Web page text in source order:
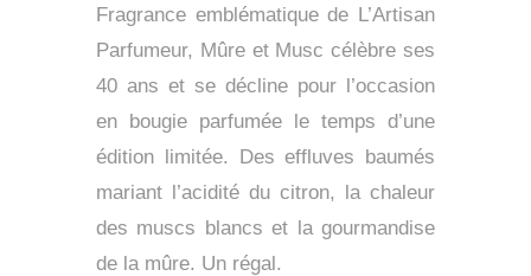
Fragrance emblématique de L’Artisan
Parfumeur, Mûre et Musc célèbre ses
40 ans et se décline pour l’occasion
en bougie parfumée le temps d’une
édition limitée. Des effluves baumés
mariant l’acidité du citron, la chaleur
des muscs blancs et la gourmandise
de la mûre. Un régal.